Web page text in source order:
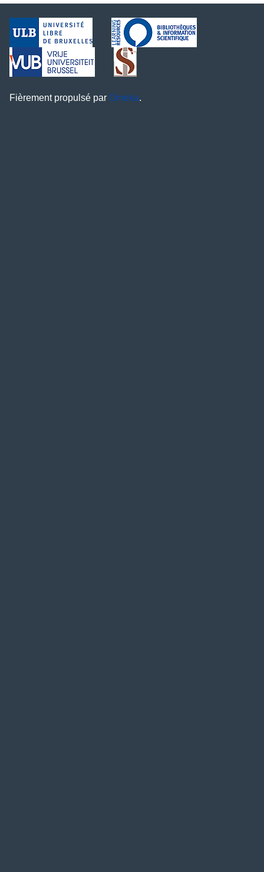
Fièrement propulsé par Omeka.